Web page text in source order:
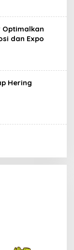
Optimalkan
dan Expo
Hering